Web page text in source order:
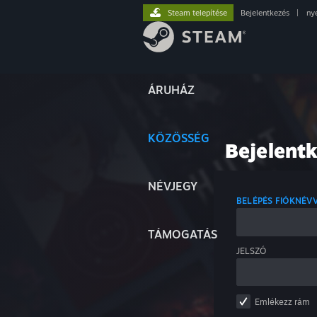
ÁRUHÁZ
KÖZÖSSÉG
NÉVJEGY
TÁMOGATÁS
Steam telepítése Bejelentkezés
BELÉPÉS
JELSZÓ
Emlékezz rám